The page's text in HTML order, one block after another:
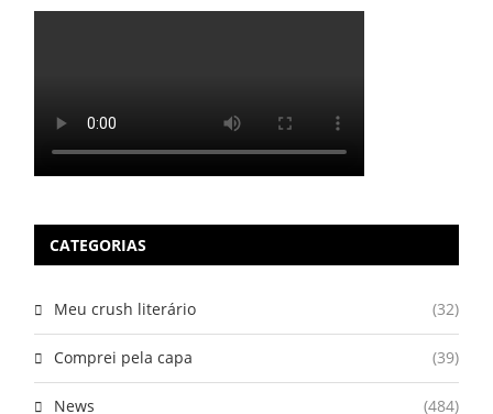
CATEGORIAS
Meu crush literário (32)
Comprei pela capa (39)
News (484)